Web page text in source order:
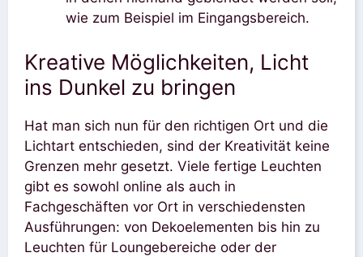
wie zum Beispiel im Eingangsbereich.
Kreative Möglichkeiten, Licht
ins Dunkel zu bringen
Hat man sich nun für den richtigen Ort und die
Lichtart entschieden, sind der Kreativität keine
Grenzen mehr gesetzt. Viele fertige Leuchten
gibt es sowohl online als auch in
Fachgeschäften vor Ort in verschiedensten
Ausführungen: von Dekoelementen bis hin zu
Leuchten für Loungebereiche oder der